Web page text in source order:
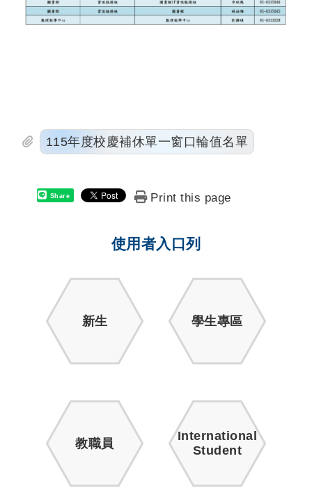
115年度校慶補休單一窗口輪值名單
Share Print this page
使用者入口列
新生 學生專區
教職員
International
Student